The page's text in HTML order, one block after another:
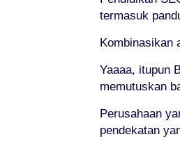
termasuk
Kombinasikan
Yaaaa, itupun
memutuskan
Perusahaan
pendekatan